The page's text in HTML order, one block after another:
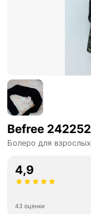
Befree
Болеро для взрослых
4,9
43 оценки